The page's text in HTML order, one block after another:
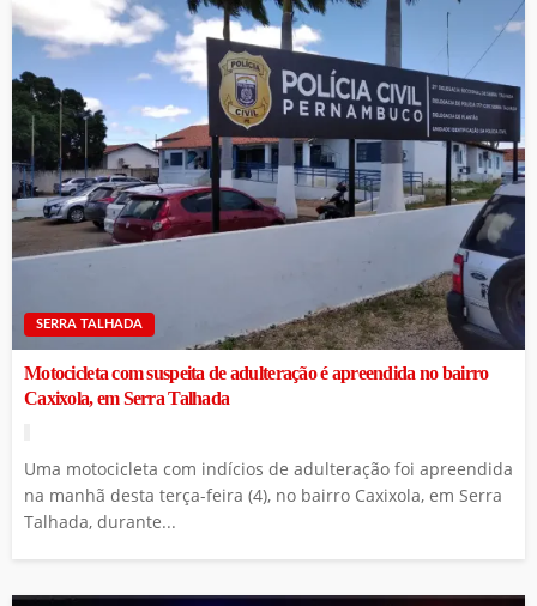
SERRA TALHADA
Motocicleta com suspeita de adulteração é apreendida no bairro
Caxixola, em Serra Talhada
Uma motocicleta com indícios de adulteração foi apreendida
na manhã desta terça-feira (4), no bairro Caxixola, em Serra
Talhada, durante...